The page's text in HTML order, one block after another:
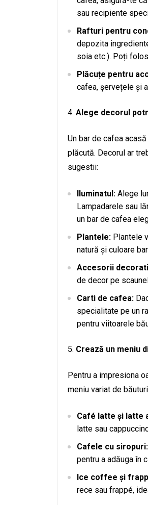
sau recipiente
Rafturi pentru
depozita
soia etc.). Poți
Plăcuțe pentru
cafea, șervețele și
Alege decorul
Un bar de cafea
plăcută. Decorul ar
sugestii:
Iluminatul: Alege
Lampadarele sau
un bar de cafea
Plantele: Plantele
natură și culoare
Accesorii
de decor pe
Carti de cafea:
specialitate pe un
pentru viitoarele
Crează un meniu
Pentru a impresiona
meniu variat de
Café latte și latte
latte sau
Cafele cu siropuri:
pentru a adăuga în
Ice coffee și
rece sau frappé,